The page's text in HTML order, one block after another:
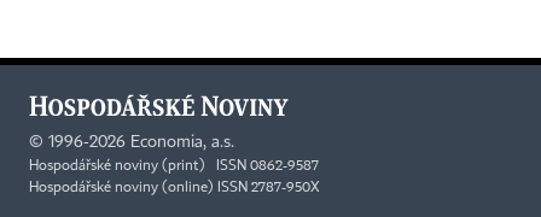
© 1996-2026 Economia, a.s.
Hospodářské noviny (print) ISSN 0862-9587
Hospodářské noviny (online) ISSN 2787-950X